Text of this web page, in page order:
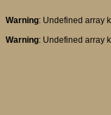
Warning: Undefined array
Warning: Undefined array